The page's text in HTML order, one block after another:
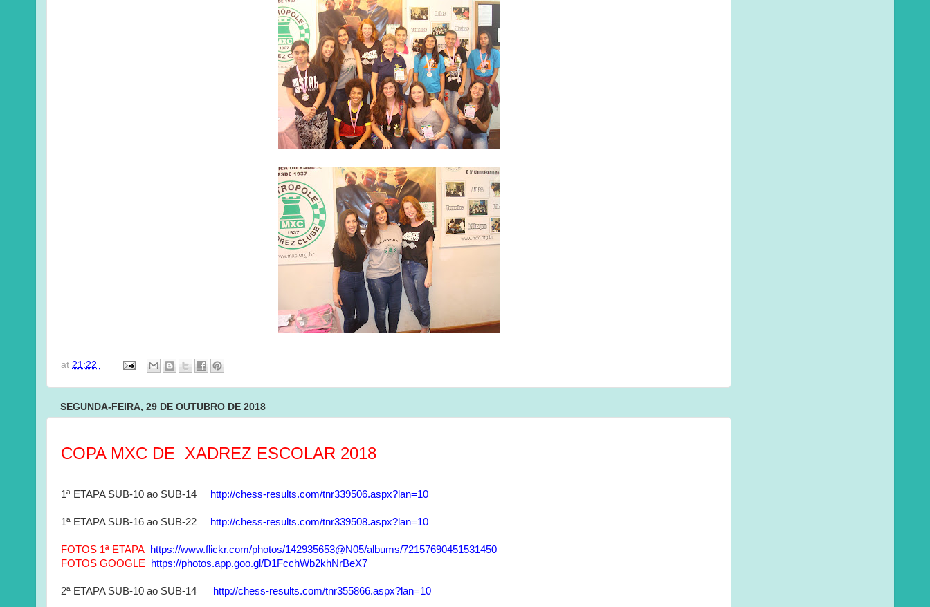
at 21:22
SEGUNDA-FEIRA, 29 DE OUTUBRO DE 2018
COPA MXC DE XADREZ ESCOLAR 2018
1ª ETAPA SUB-10 ao SUB-14 http://chess-results.com/tnr339506.aspx?lan=10
1ª ETAPA SUB-16 ao SUB-22 http://chess-results.com/tnr339508.aspx?lan=10
FOTOS 1ª ETAPA
https://www.flickr.com/photos/142935653@N05/albums/72157690451531450
FOTOS GOOGLE
https://photos.app.goo.gl/D1FcchWb2khNrBeX7
2ª ETAPA SUB-10 ao SUB-14 http://chess-results.com/tnr355866.aspx?lan=10